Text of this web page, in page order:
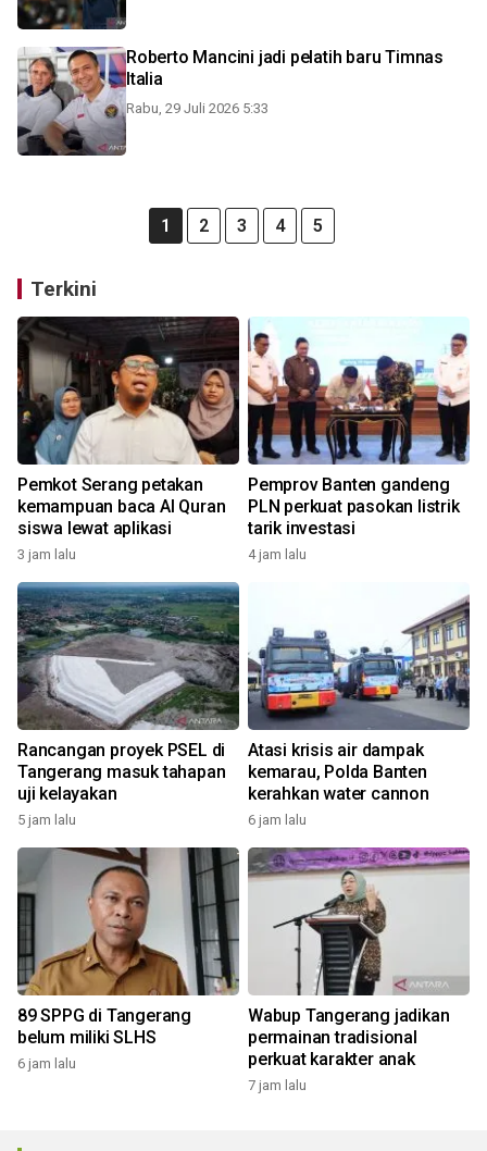
Roberto Mancini jadi pelatih baru Timnas
Italia
Rabu, 29 Juli 2026 5:33
1 2 3 4 5
Terkini
Pemkot Serang petakan
kemampuan baca Al Quran
siswa lewat aplikasi
3 jam lalu
Pemprov Banten gandeng
PLN perkuat pasokan listrik
tarik investasi
4 jam lalu
Rancangan proyek PSEL di
Tangerang masuk tahapan
uji kelayakan
5 jam lalu
Atasi krisis air dampak
kemarau, Polda Banten
kerahkan water cannon
6 jam lalu
89 SPPG di Tangerang
belum miliki SLHS
6 jam lalu
Wabup Tangerang jadikan
permainan tradisional
perkuat karakter anak
7 jam lalu